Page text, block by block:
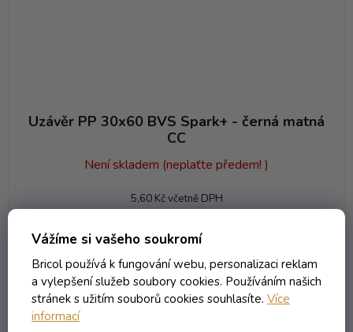
Vážíme si vašeho soukromí
Bricol používá k fungování webu, personalizaci reklam
a vylepšení služeb soubory cookies. Používáním našich
stránek s užitím souborů cookies souhlasíte. Více
informací
Uzávěr PP 30x60 BVS Spark+ - černá matná
CC
Není skladem (neplaťte předem! )
5,60 Kč včetně DPH
DO KOŠÍKU